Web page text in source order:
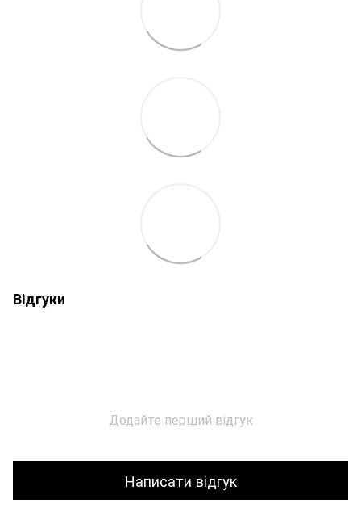
Відгуки
Додайте перший відгук
Написати відгук